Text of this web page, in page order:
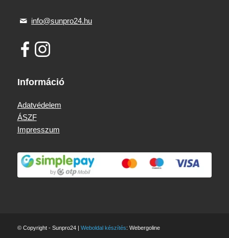
info@sunpro24.hu
Információ
Adatvédelem
ÁSZF
Impresszum
© Copyright - Sunpro24 | Weboldal készítés: Webergoline